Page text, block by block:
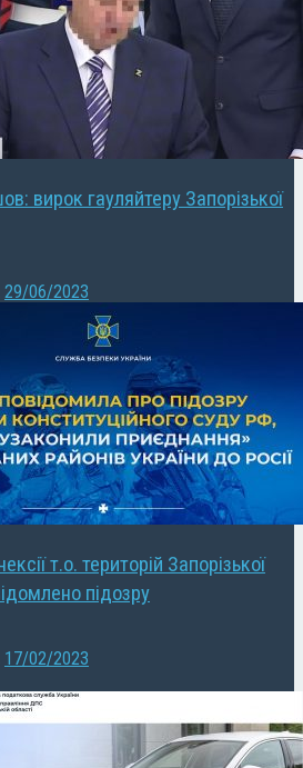
вирок гауляйтеру Запорізької
29/06/2023
т.о. територій Запорізької
підозру
17/02/2023